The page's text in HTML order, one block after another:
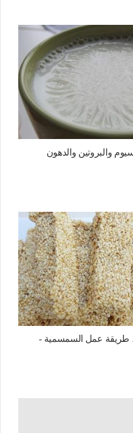
والبروتين والدهون
طريقة عمل السمسمية -